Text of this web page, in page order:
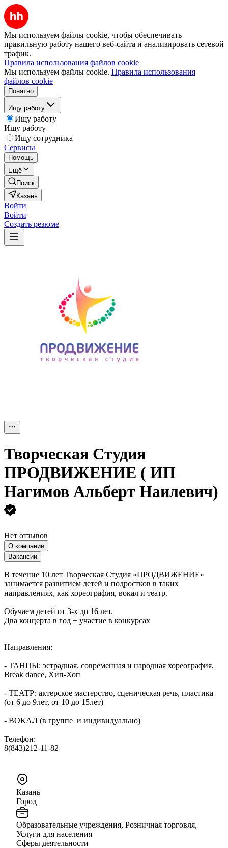
Мы используем файлы cookie, чтобы обеспечивать
правильную работу нашего веб-сайта и анализировать сетевой
трафик.
Правила использования файлов cookie
Мы используем файлы cookie. Правила использования
файлов cookie
Понятно
Ищу работу
Ищу работу
Ищу работу
Ищу сотрудника
Сервисы
Помощь
Ещё
Поиск
Казань
Войти
Войти
Создать резюме
Творческая Студия
ПРОДВИЖЕНИЕ ( ИП
Нагимов Альберт Наилевич)
Нет отзывов
О компании
Вакансии
В течение 10 лет Творческая Студия «ПРОДВИЖЕНИЕ»
занимается развитием детей и подростков в таких
направлениях, как хореография, вокал и театр.
Обучаем детей от 3-х до 16 лет.
Два концерта в год + участие в конкурсах
Направления:
- ТАНЦЫ: эстрадная, современная и народная хореография,
Break dance, Хип-Хоп
- ТЕАТР: актерское мастерство, сценическая речь, пластика
(от 6 до 9лет, от 10 до 15лет)
- ВОКАЛ (в группе и индивидуально)
Телефон:
8(843)212-11-82
Казань
Город
Образовательные учреждения, Розничная торговля,
Услуги для населения
Сферы деятельности